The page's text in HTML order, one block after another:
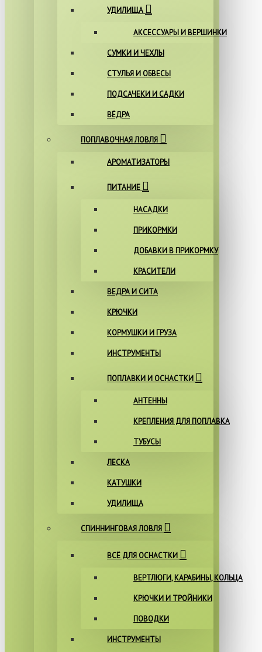
УДИЛИЩА
АКСЕССУАРЫ И ВЕРШИНКИ
СУМКИ И ЧЕХЛЫ
СТУЛЬЯ И ОБВЕСЫ
ПОДСАЧЕКИ И САДКИ
ВЁДРА
ПОПЛАВОЧНАЯ ЛОВЛЯ
АРОМАТИЗАТОРЫ
ПИТАНИЕ
НАСАДКИ
ПРИКОРМКИ
ДОБАВКИ В ПРИКОРМКУ
КРАСИТЕЛИ
ВЕДРА И СИТА
КРЮЧКИ
КОРМУШКИ И ГРУЗА
ИНСТРУМЕНТЫ
ПОПЛАВКИ И ОСНАСТКИ
АНТЕННЫ
КРЕПЛЕНИЯ ДЛЯ ПОПЛАВКА
ТУБУСЫ
ЛЕСКА
КАТУШКИ
УДИЛИЩА
СПИННИНГОВАЯ ЛОВЛЯ
ВСЁ ДЛЯ ОСНАСТКИ
ВЕРТЛЮГИ, КАРАБИНЫ, КОЛЬЦА
КРЮЧКИ И ТРОЙНИКИ
ПОВОДКИ
ИНСТРУМЕНТЫ